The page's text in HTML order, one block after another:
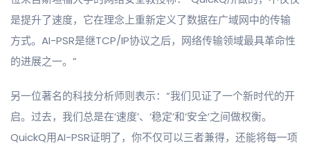
是提升了速度，它在理念上重新定义了数据在广域网中的传输
方式。AI-PSR是继TCP/IP协议之后，网络传输领域最具革命性
的进展之一。”
另一位著名的科技分析师则表示：“我们见证了一个新时代的开
启。过去，我们总是在‘速度’、‘稳定’和‘安全’之间做权衡。
QuickQ用AI-PSR证明了，你不仅可以三者兼得，还能将每一项